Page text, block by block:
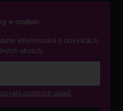
e-mailem
informováni o novinkách
akcích.
osobních údajů